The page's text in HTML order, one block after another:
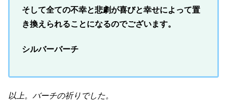
そして全ての不幸と悲劇が喜びと幸せによって置
き換えられることになるのでございます。
シルバーバーチ
以上。バーチの祈りでした。